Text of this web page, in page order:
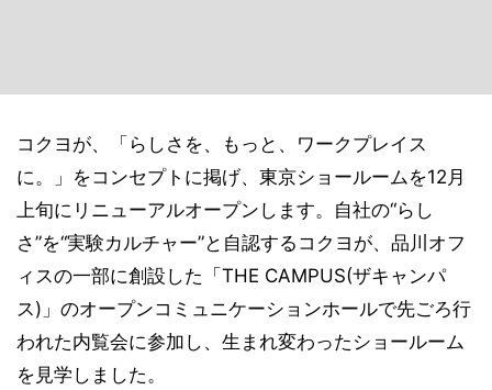
コクヨが、「らしさを、もっと、ワークプレイス
に。」をコンセプトに掲げ、東京ショールームを12月
上旬にリニューアルオープンします。自社の“らし
さ”を“実験カルチャー”と自認するコクヨが、品川オフ
ィスの一部に創設した「THE CAMPUS(ザキャンパ
ス)」のオープンコミュニケーションホールで先ごろ行
われた内覧会に参加し、生まれ変わったショールーム
を見学しました。